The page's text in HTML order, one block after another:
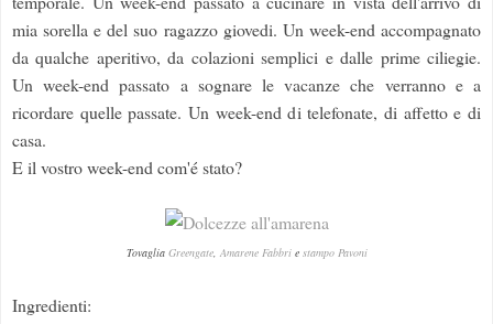
mia sorella e del suo ragazzo giovedi. Un week-end accompagnato
da qualche aperitivo, da colazioni semplici e dalle prime ciliegie.
Un week-end passato a sognare le vacanze che verranno e a
ricordare quelle passate. Un week-end di telefonate, di affetto e di
casa.
E il vostro week-end com'é stato?
Tovaglia Greengate, Amarene Fabbrie stampo Pavoni
Ingredienti: